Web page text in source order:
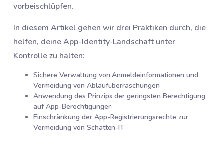
vorbeischlüpfen.
In diesem Artikel gehen wir drei Praktiken durch, die
helfen, deine App-Identity-Landschaft unter
Kontrolle zu halten:
Sichere Verwaltung von Anmeldeinformationen und
Vermeidung von Ablaufüberraschungen
Anwendung des Prinzips der geringsten Berechtigung
auf App-Berechtigungen
Einschränkung der App-Registrierungsrechte zur
Vermeidung von Schatten-IT